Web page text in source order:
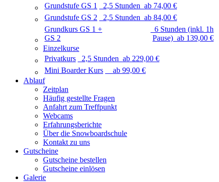
Grundstufe GS 1
2,5 Stunden ab 74,00 €
Grundstufe GS 2
2,5 Stunden ab 84,00 €
Grundkurs GS 1 +
GS 2
6 Stunden (inkl. 1h
Pause) ab 139,00 €
Einzelkurse
Privatkurs
2,5 Stunden ab 229,00 €
Mini Boarder Kurs
ab 99,00 €
Ablauf
Zeitplan
Häufig gestellte Fragen
Anfahrt zum Treffpunkt
Webcams
Erfahrungsberichte
Über die Snowboardschule
Kontakt zu uns
Gutscheine
Gutscheine bestellen
Gutscheine einlösen
Galerie